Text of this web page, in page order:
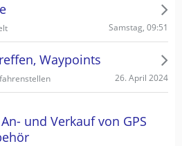
Samstag, 09:51
Waypoints
26. April 2024
und Verkauf von GPS